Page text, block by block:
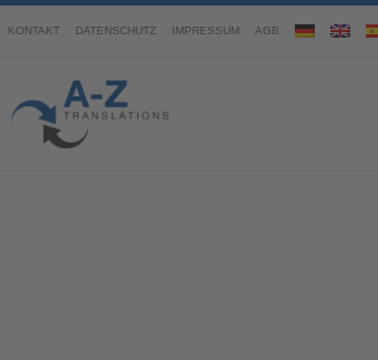
KONTAKT DATENSCHUTZ IMPRESSUM AGB